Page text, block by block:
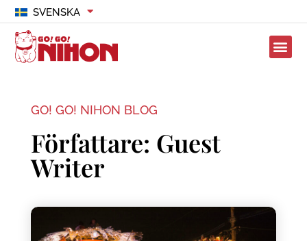
SVENSKA
GO! GO! NIHON BLOG
Författare: Guest
Writer